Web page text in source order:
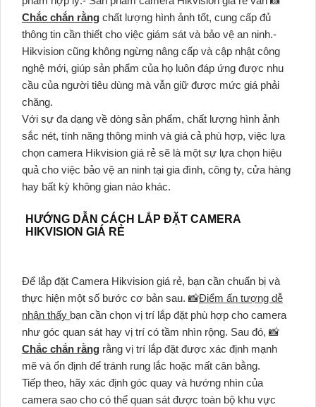
Chắc chắn rằng chất lượng hình ảnh tốt, cung cấp đủ
thông tin cần thiết cho việc giám sát và bảo vệ an ninh.-
Hikvision cũng không ngừng nâng cấp và cập nhật công
nghệ mới, giúp sản phẩm của họ luôn đáp ứng được nhu
cầu của người tiêu dùng mà vẫn giữ được mức giá phải
chăng.
Với sự đa dạng về dòng sản phẩm, chất lượng hình ảnh
sắc nét, tính năng thông minh và giá cả phù hợp, việc lựa
chọn camera Hikvision giá rẻ sẽ là một sự lựa chọn hiệu
quả cho việc bảo vệ an ninh tại gia đình, công ty, cửa hàng
hay bất kỳ không gian nào khác.
HƯỚNG DẪN CÁCH LẮP ĐẶT CAMERA
HIKVISION GIÁ RẺ
Để lắp đặt Camera Hikvision giá rẻ, bạn cần chuẩn bị và
thực hiện một số bước cơ bản sau. 📸Điểm ấn tượng dễ
nhận thấy bạn cần chọn vị trí lắp đặt phù hợp cho camera
như góc quan sát hay vị trí có tầm nhìn rộng. Sau đó, 📸
Chắc chắn rằng rằng vị trí lắp đặt được xác định mạnh
mẽ và ổn định để tránh rung lắc hoặc mất cân bằng.
Tiếp theo, hãy xác định góc quay và hướng nhìn của
camera sao cho có thể quan sát được toàn bộ khu vực